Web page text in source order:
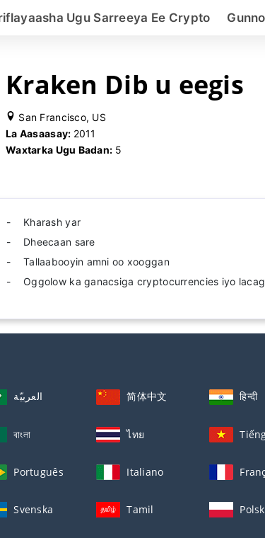
Ugu Sarreeya Ee Crypto
Kraken Dib u eegis
San Francisco, US
La Aasaasay: 2011
Waxtarka Ugu Badan: 5
Kharash yar
Dheecaan sare
Tallaabooyin amni oo xooggan
Oggolow ka ganacsiga cryptocurrencies iyo
العربيّة 简体中文 हिन्दी
বাংলা ไทย
Português Italiano
Svenska Tamil